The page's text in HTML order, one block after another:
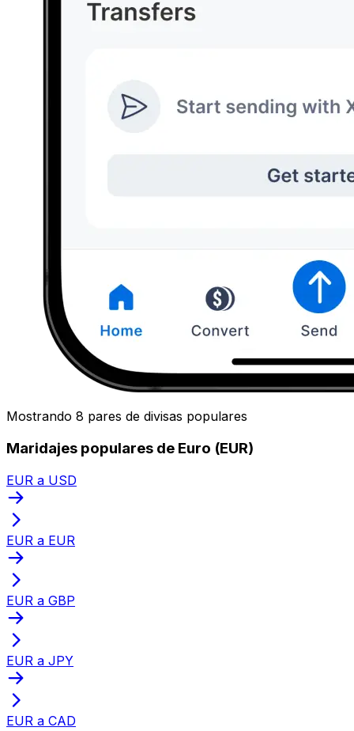
Mostrando 8 pares de divisas populares
Maridajes populares de Euro (EUR)
EUR a USD
EUR a EUR
EUR a GBP
EUR a JPY
EUR a CAD